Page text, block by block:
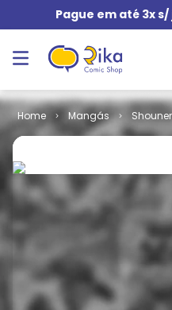
Pague em até 3x s/
Mangás